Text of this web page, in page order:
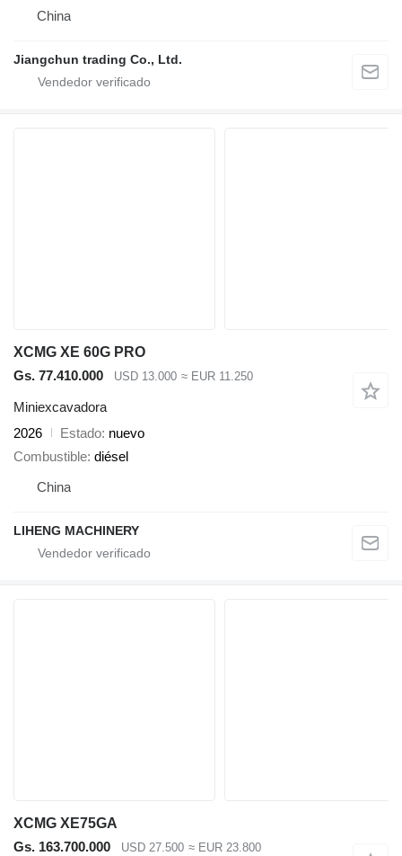
China
Jiangchun trading Co., Ltd.
XCMG XE 60G PRO
Gs. 77.410.000
USD 13.000 ≈ EUR 11.250
Miniexcavadora
2026
Estado nuevo
Combustible diésel
China
LIHENG MACHINERY
XCMG XE75GA
Gs. 163.700.000
USD 27.500 ≈ EUR 23.800